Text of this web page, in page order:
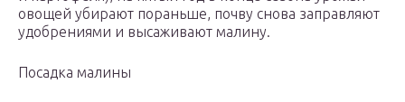
овощей убирают пораньше, почву снова заправляют
удобрениями и высаживают малину.
Посадка малины